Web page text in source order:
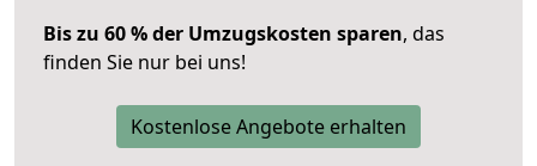
Bis zu 60 % der Umzugskosten sparen, das
finden Sie nur bei uns!
Kostenlose Angebote erhalten